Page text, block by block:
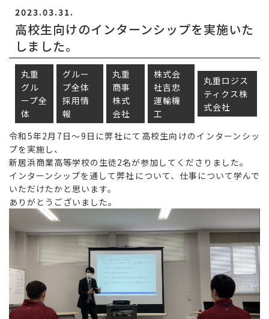
2023.03.31.
高校生向けのインターンシップを実施いた
しました。
丸重
グル
ープ全
体
グルー
プ全体
採用情
報
丸重
商事
株式
会社
株式会
社吉忠
運輸機
工
丸重ロジス
ティクス株
式会社
令和5年2月7日～9日に弊社にて高校生向けのインターンシッ
プを実施し、
新居浜商業高等学校の生徒2名が参加してくださりました。
インターンシップを通して弊社について、仕事について学んで
いただけたかと思います。
ありがとうございました。